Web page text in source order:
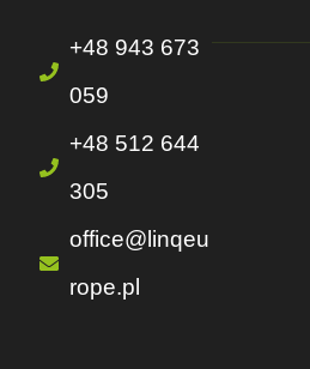
+48 943 673
059
+48 512 644
305
office@linqeu
rope.pl